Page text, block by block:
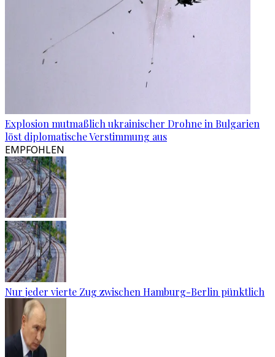
Explosion mutmaßlich ukrainischer Drohne in Bulgarien
löst diplomatische Verstimmung aus
EMPFOHLEN
Nur jeder vierte Zug zwischen Hamburg-Berlin pünktlich